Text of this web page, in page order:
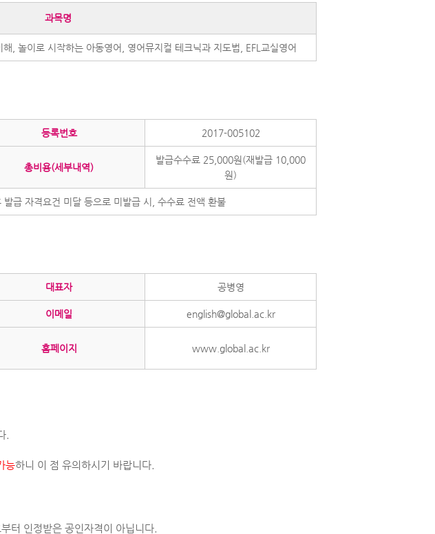
과목명
, 놀이로 시작하는 아동영어, 영어뮤지컬 테크닉과 지도법, EFL교실영어
등록번호 2017-005102
총비용(세부내역)
발급수수료 25,000원(재발급 10,000
원)
급 자격요건 미달 등으로 미발급 시, 수수료 전액 환불
대표자 공병영
이메일 english@global.ac.kr
홈페이지 www.global.ac.kr
.
능하니 이 점 유의하시기 바랍니다.
터 인정받은 공인자격이 아닙니다.